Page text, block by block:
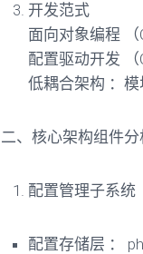
开发范式
面向对象编程
配置驱动开发 （
低耦合架构 ：
二、核心架构组件分
配置管理子系统
配置存储层 ：